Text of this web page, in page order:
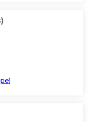
)